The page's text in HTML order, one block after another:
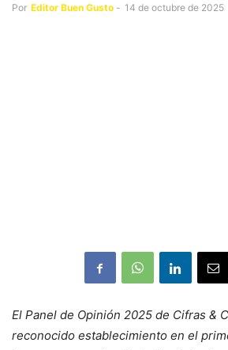
Por Editor Buen Gusto - 14 de octubre de 2025
El Panel de Opinión 2025 de Cifras &
reconocido establecimiento en el